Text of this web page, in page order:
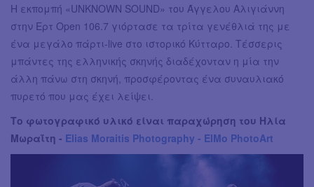
H εκπομπή «UNKNOWN SOUND» του Άγγελου Αλιγιάννη
στην Ερτ Open 106.7 γιόρτασε τα τρίτα γενέθλιά της με
ένα μεγάλο πάρτι-live στο ιστορικό Κύτταρο. Τέσσερις
μπάντες της ελληνικής σκηνής διαδέχονταν η μία την
άλλη πάνω στη σκηνή, προσφέροντας ένα συναυλιακό
πυρετό που μας έχει λείψει.
Το φωτογραφικό υλικό είναι παραχώρηση του Ηλία
Μωραΐτη - Elias Moraitis Photography - ElMo PhotoArt